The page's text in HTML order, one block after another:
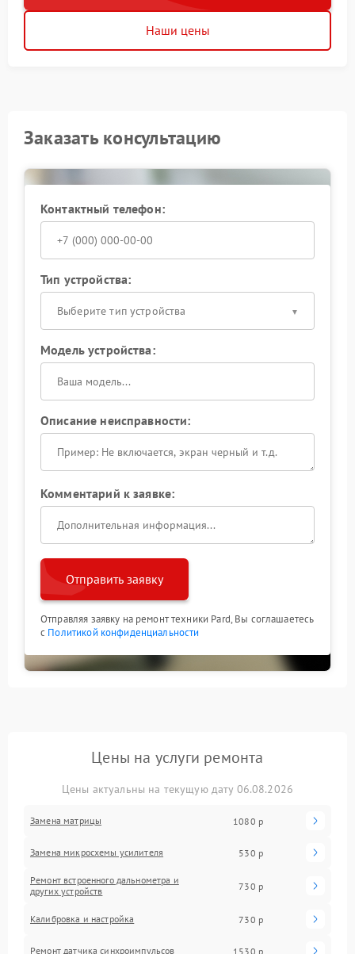
Наши цены
Заказать консультацию
Контактный телефон:
Тип устройства:
Выберите тип устройства
Модель устройства:
Описание неисправности:
Комментарий к заявке:
Отправить заявку
Отправляя заявку на ремонт техники Pard, Вы соглашаетесь
с Политикой конфиденциальности
Цены на услуги ремонта
Цены актуальны на текущую дату 06.08.2026
Замена матрицы 1080 р
Замена микросхемы усилителя 530 р
Ремонт встроенного дальнометра и
других устройств
730 р
Калибровка и настройка 730 р
Ремонт датчика синхроимпульсов 1530 р